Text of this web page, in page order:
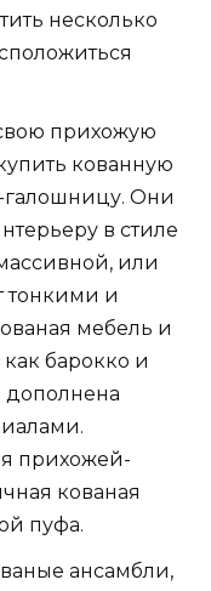
несколько
прихожую
кованную
галошницу. Они
в стиле
или
тонкими и
мебель и
барокко и
дополнена
прихожей-
кованая
пуфа.
ансамбли,